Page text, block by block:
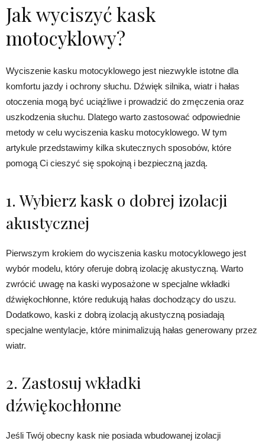
Jak wyciszyć kask
motocyklowy?
Wyciszenie kasku motocyklowego jest niezwykle istotne dla
komfortu jazdy i ochrony słuchu. Dźwięk silnika, wiatr i hałas
otoczenia mogą być uciążliwe i prowadzić do zmęczenia oraz
uszkodzenia słuchu. Dlatego warto zastosować odpowiednie
metody w celu wyciszenia kasku motocyklowego. W tym
artykule przedstawimy kilka skutecznych sposobów, które
pomogą Ci cieszyć się spokojną i bezpieczną jazdą.
1. Wybierz kask o dobrej izolacji
akustycznej
Pierwszym krokiem do wyciszenia kasku motocyklowego jest
wybór modelu, który oferuje dobrą izolację akustyczną. Warto
zwrócić uwagę na kaski wyposażone w specjalne wkładki
dźwiękochłonne, które redukują hałas dochodzący do uszu.
Dodatkowo, kaski z dobrą izolacją akustyczną posiadają
specjalne wentylacje, które minimalizują hałas generowany przez
wiatr.
2. Zastosuj wkładki
dźwiękochłonne
Jeśli Twój obecny kask nie posiada wbudowanej izolacji